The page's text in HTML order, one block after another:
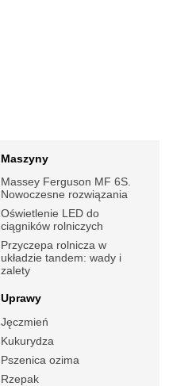
Maszyny
Massey Ferguson MF 6S.
Nowoczesne rozwiązania
Oświetlenie LED do
ciągników rolniczych
Przyczepa rolnicza w
układzie tandem: wady i
zalety
Uprawy
Jęczmień
Kukurydza
Pszenica ozima
Rzepak